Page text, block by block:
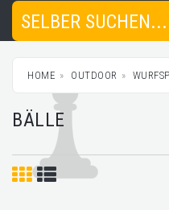
SELBER SUCHEN...
HOME OUTDOOR
BÄLLE